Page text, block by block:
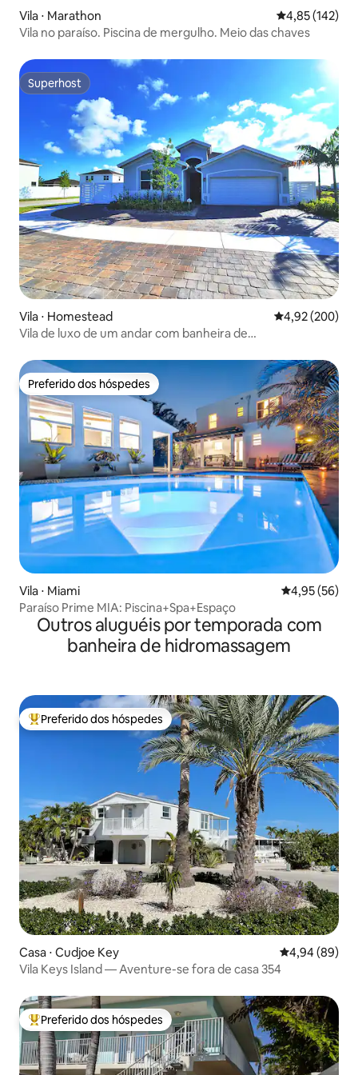
Vila ⋅ Marathon 4,85 de uma
4,85 (142)
Vila no paraíso. Piscina de mergulho. Meio das chaves
Superhost
Superhost
Vila ⋅ Homestead 4,92 de uma
4,92 (200)
Vila de luxo de um andar com banheira de
Preferido dos hóspedes
Preferido dos hóspedes
Vila ⋅ Miami 4,95 de uma
4,95 (56)
Paraíso Prime MIA: Piscina+Spa+Espaço
Outros aluguéis por temporada com
banheira de hidromassagem
Entre os melhores preferidos dos hóspedes
Preferido dos hóspedes
Casa ⋅ Cudjoe Key 4,94 de uma
4,94 (89)
Vila Keys Island — Aventure-se fora de casa 354
Entre os melhores preferidos dos hóspedes
Preferido dos hóspedes